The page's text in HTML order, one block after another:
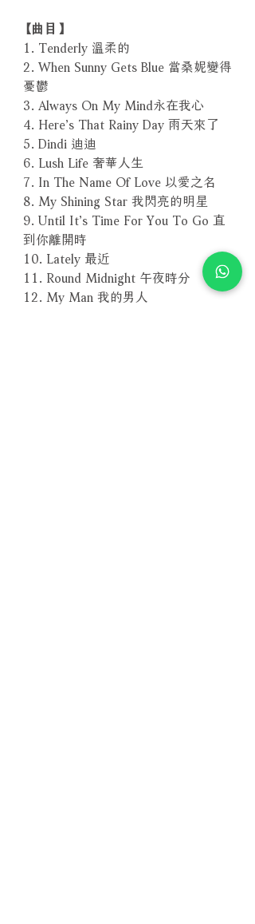
【曲目】
1. Tenderly 溫柔的
2. When Sunny Gets Blue 當桑妮變得
憂鬱
3. Always On My Mind永在我心
4. Here’s That Rainy Day 雨天來了
5. Dindi 迪迪
6. Lush Life 奢華人生
7. In The Name Of Love 以愛之名
8. My Shining Star 我閃亮的明星
9. Until It’s Time For You To Go 直
到你離開時
10. Lately 最近
11. Round Midnight 午夜時分
12. My Man 我的男人